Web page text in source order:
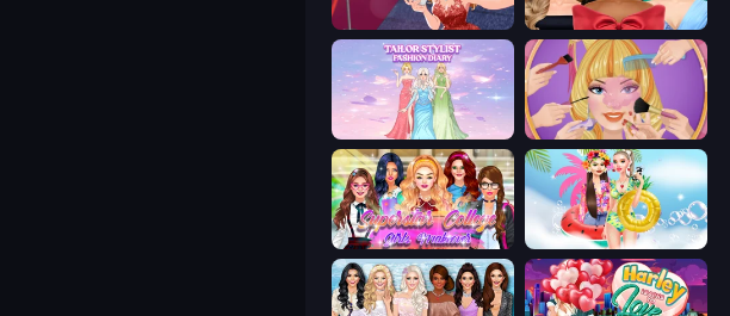
Fashion Holic New Year's Eve Makeup
Tailor Stylist: Fashion Diary Extreme Makeover
Superstar College Girls Makeover Ibiza Foam Party